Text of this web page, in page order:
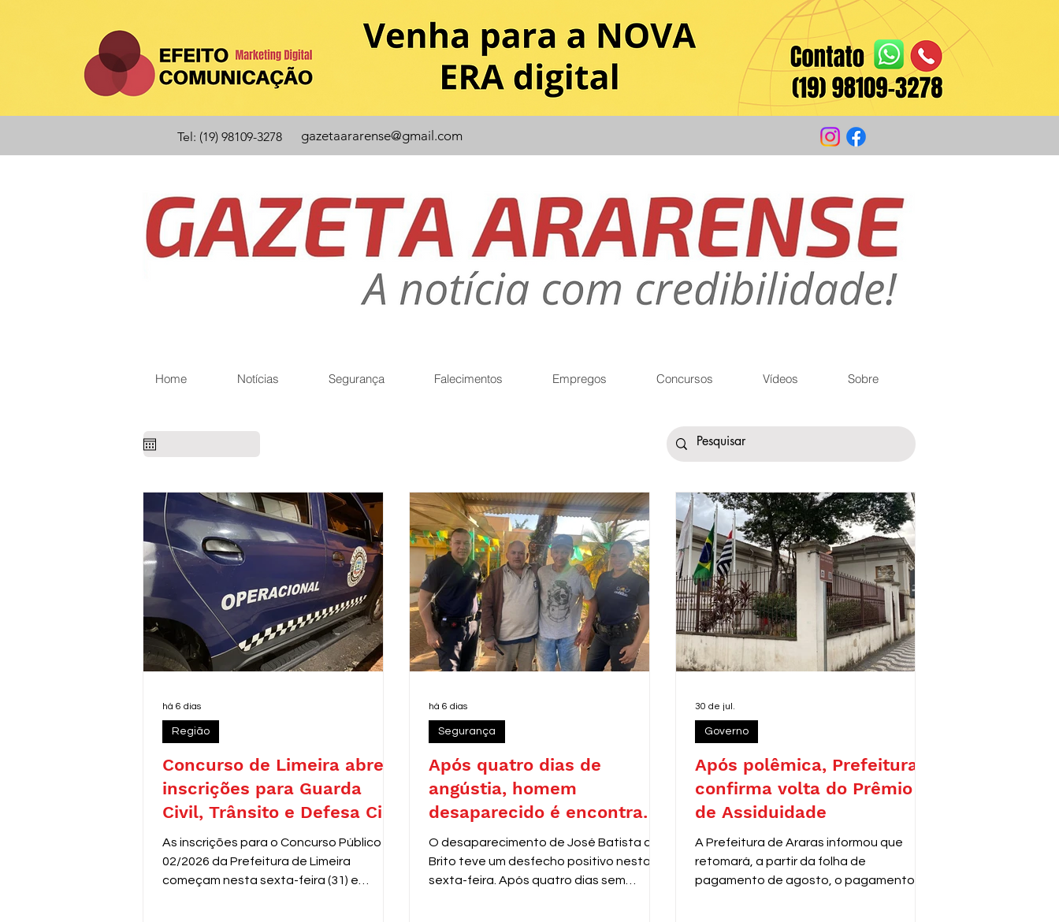
Tel: (19) 98109-3278 gazetaararense@gmail.com
Home Notícias Segurança Falecimentos Empregos Concursos Vídeos Sobre
Concurso de Limeira abre
inscrições para Guarda
Civil, Trânsito e Defesa Civil
com 30 vagas imediatas
As inscrições para o Concurso Público nº
02/2026 da Prefeitura de Limeira
começam nesta sexta-feira (31) e
Região
há 6 dias
Após quatro dias de
angústia, homem
desaparecido é encontrado
em Araras
O desaparecimento de José Batista de
Brito teve um desfecho positivo nesta
sexta-feira. Após quatro dias sem
Segurança
há 6 dias
Após polêmica, Prefeitura
confirma volta do Prêmio
de Assiduidade
A Prefeitura de Araras informou que
retomará, a partir da folha de
pagamento de agosto, o pagamento do
Governo
30 de jul.